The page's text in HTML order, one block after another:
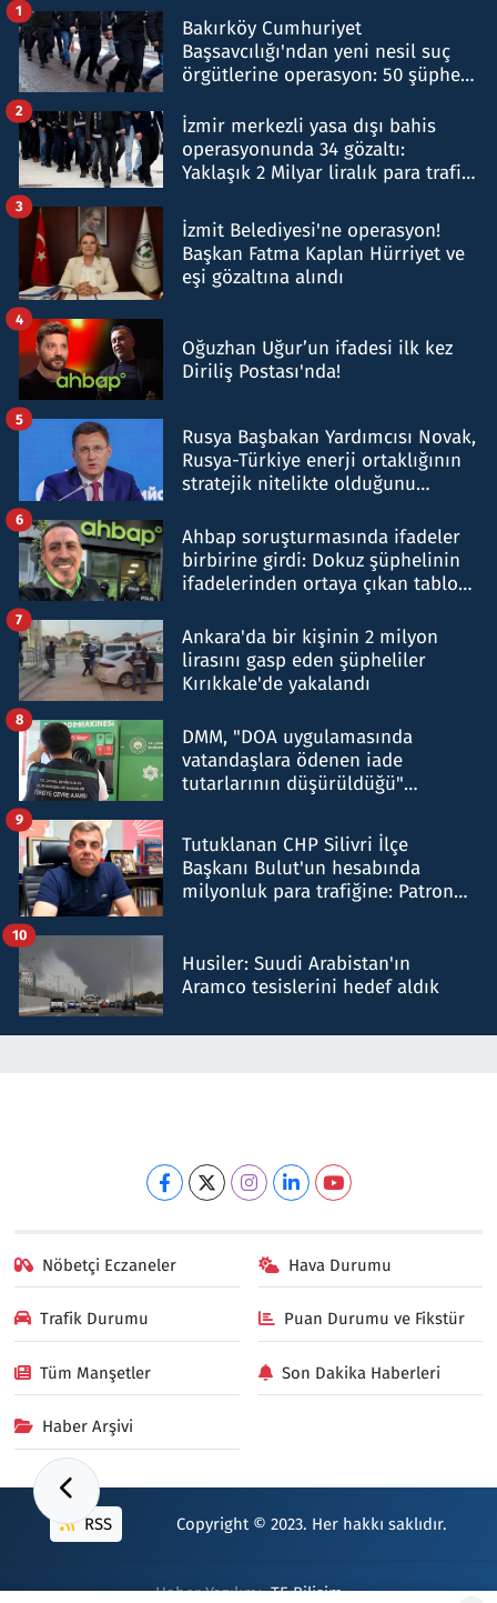
Bakırköy Cumhuriyet
Başsavcılığı'ndan yeni nesil suç
örgütlerine operasyon: 50 şüpheli
1
İzmir merkezli yasa dışı bahis
operasyonunda 34 gözaltı:
Yaklaşık 2 Milyar liralık para trafiği
2
İzmit Belediyesi'ne operasyon!
Başkan Fatma Kaplan Hürriyet ve
eşi gözaltına alındı
3
Oğuzhan Uğur’un ifadesi ilk kez
Diriliş Postası'nda!
4
Rusya Başbakan Yardımcısı Novak,
Rusya-Türkiye enerji ortaklığının
stratejik nitelikte olduğunu
5
Ahbap soruşturmasında ifadeler
birbirine girdi: Dokuz şüphelinin
ifadelerinden ortaya çıkan tablo
6
Ankara'da bir kişinin 2 milyon
lirasını gasp eden şüpheliler
Kırıkkale'de yakalandı
7
DMM, "DOA uygulamasında
vatandaşlara ödenen iade
tutarlarının düşürüldüğü"
8
Tutuklanan CHP Silivri İlçe
Başkanı Bulut'un hesabında
milyonluk para trafiğine: Patron
9
Husiler: Suudi Arabistan'ın
Aramco tesislerini hedef aldık
10
Nöbetçi Eczaneler Hava Durumu
Trafik Durumu Puan Durumu ve Fikstür
Tüm Manşetler Son Dakika Haberleri
Haber Arşivi
RSS Copyright © 2023. Her hakkı saklıdır.
Haber Yazılımı:TE Bilişim